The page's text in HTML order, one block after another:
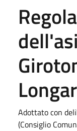
Adottato con
(Consiglio